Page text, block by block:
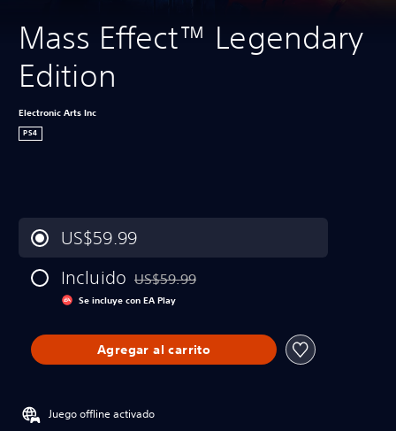
Mass Effect™ Legendary
Edition
Electronic Arts Inc
PS4
US$59.99
Incluido
Rebajado del precio original de US$59.99
US$59.99
Se incluye con EA Play
Agregar al carrito
Juego offline activado